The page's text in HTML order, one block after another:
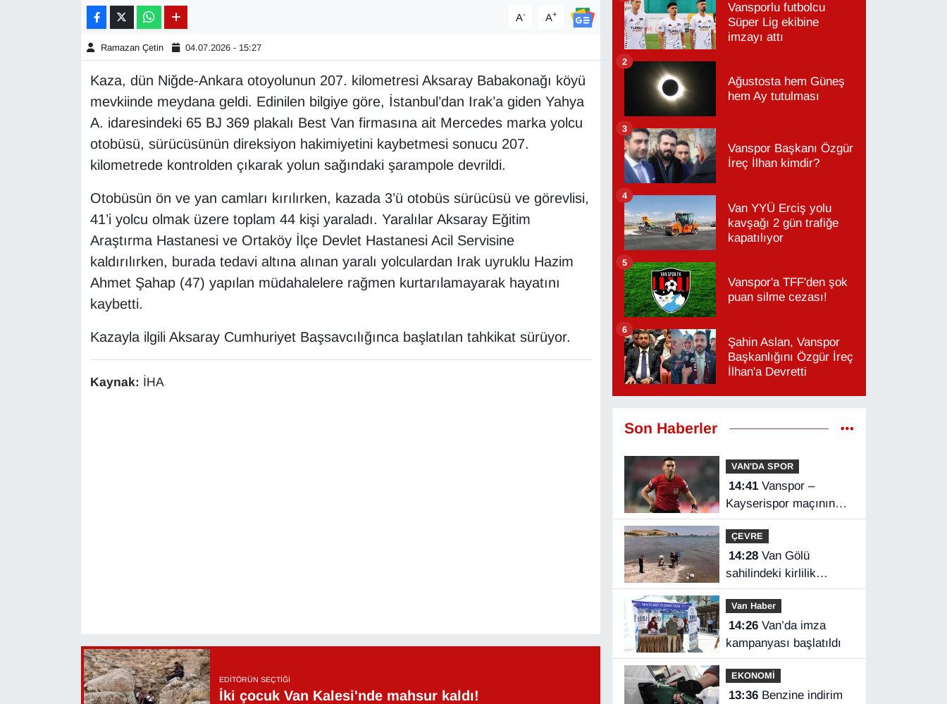
A- A+
Ramazan Çetin 04.07.2026 - 15:27
Kaza, dün Niğde-Ankara otoyolunun 207. kilometresi Aksaray Babakonağı köyü
mevkiinde meydana geldi. Edinilen bilgiye göre, İstanbul’dan Irak’a giden Yahya
A. idaresindeki 65 BJ 369 plakalı Best Van firmasına ait Mercedes marka yolcu
otobüsü, sürücüsünün direksiyon hakimiyetini kaybetmesi sonucu 207.
kilometrede kontrolden çıkarak yolun sağındaki şarampole devrildi.
Otobüsün ön ve yan camları kırılırken, kazada 3’ü otobüs sürücüsü ve görevlisi,
41’i yolcu olmak üzere toplam 44 kişi yaraladı. Yaralılar Aksaray Eğitim
Araştırma Hastanesi ve Ortaköy İlçe Devlet Hastanesi Acil Servisine
kaldırılırken, burada tedavi altına alınan yaralı yolculardan Irak uyruklu Hazim
Ahmet Şahap (47) yapılan müdahalelere rağmen kurtarılamayarak hayatını
kaybetti.
Kazayla ilgili Aksaray Cumhuriyet Başsavcılığınca başlatılan tahkikat sürüyor.
Kaynak: İHA
EDITÖRÜN SEÇTIĞI
İki çocuk Van Kalesi'nde mahsur kaldı!
Vansporlu futbolcu
Süper Lig ekibine
imzayı attı
Ağustosta hem Güneş
hem Ay tutulması
2
Vanspor Başkanı Özgür
İreç İlhan kimdir?
3
Van YYÜ Erciş yolu
kavşağı 2 gün trafiğe
kapatılıyor
4
Vanspor'a TFF'den şok
puan silme cezası!
5
Şahin Aslan, Vanspor
Başkanlığını Özgür İreç
İlhan'a Devretti
6
Son Haberler
VAN'DA SPOR
14:41Vanspor –
Kayserispor maçının
hakemleri belli oldu
ÇEVRE
14:28Van Gölü
sahilindeki kirlilik
ihbarları üzerine
numune alındı
Van Haber
14:26Van’da imza
kampanyası başlatıldı
EKONOMİ
13:36Benzine indirim
Gündem
HABERDE İNSAN
Kamu Alımları
Kim Kimdir?
Kültür & Sanat
MAGAZİN
Sinema - TV
SİYASET